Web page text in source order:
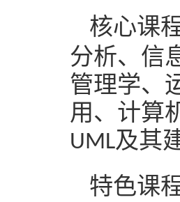
核心课程
分析、信
管理学、
用、计算
UML及其
特色课程